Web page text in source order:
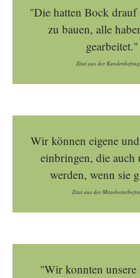
"Die hatten Bock drauf
zu bauen, alle
gearbeitet."
Zitat aus der
Wir können eigene
einbringen, die auch
werden, wenn sie
Zitat aus der
"Wir konnten